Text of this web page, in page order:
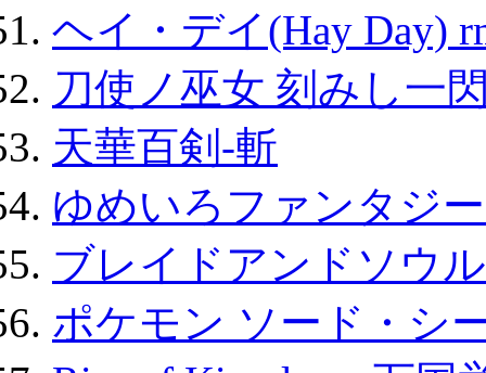
ヘイ・デイ(Hay Day)
刀使ノ巫女 刻みし一
天華百剣-斬
ゆめいろファンタジ
ブレイドアンドソウ
ポケモン ソード・シ